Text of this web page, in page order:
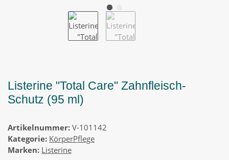
Listerine "Total Care" Zahnfleisch-
Schutz (95 ml)
Artikelnummer: V-101142
Kategorie: KörperPflege
Marken: Listerine